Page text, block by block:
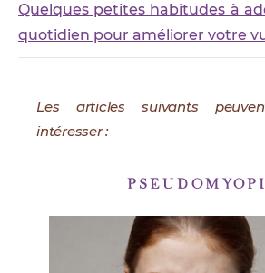
Quelques petites habitudes à
quotidien pour améliorer votre
Les articles suivants
intéresser :